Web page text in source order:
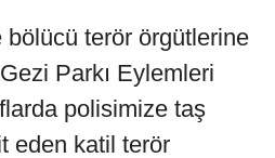
bölücü terör örgütlerine
Parkı Eylemleri
polisimize taş
eden katil terör